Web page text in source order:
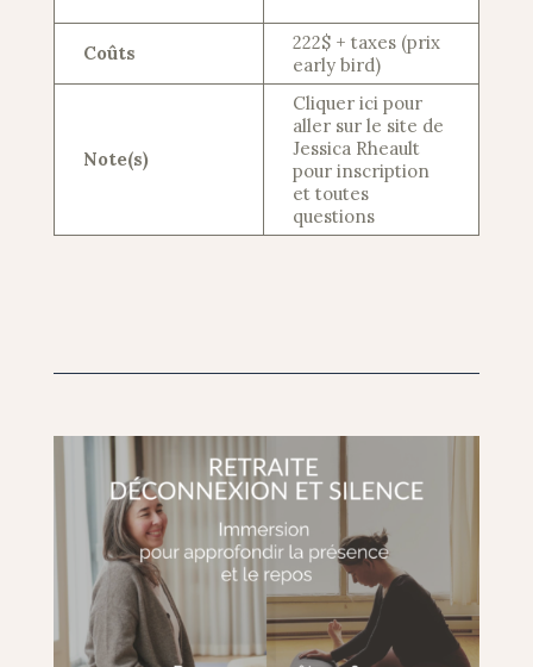
Coûts
222$ + taxes (prix
early bird)
Note(s)
Cliquer ici pour
aller sur le site de
Jessica Rheault
pour inscription
et toutes
questions